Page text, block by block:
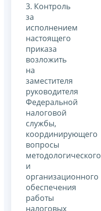
3. Контроль
за
исполнением
настоящего
приказа
возложить
на
заместителя
руководителя
Федеральной
налоговой
службы,
координирующего
вопросы
методологического
и
организационного
обеспечения
работы
налоговых